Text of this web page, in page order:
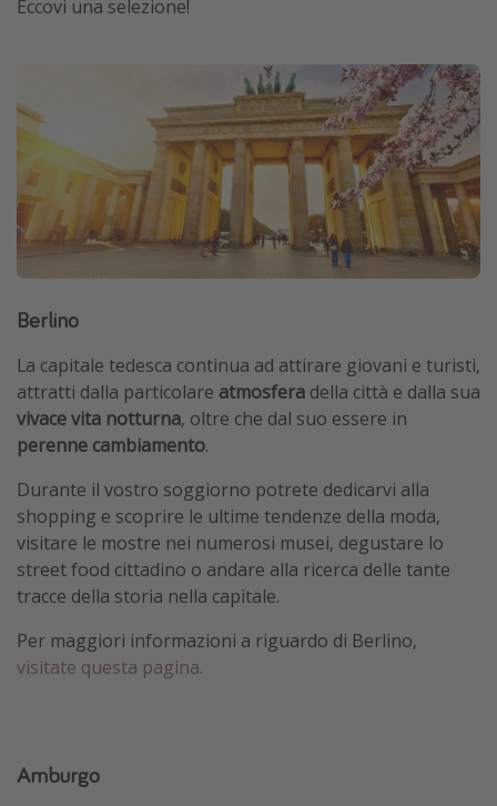
Eccovi una selezione!
Berlino
La capitale tedesca continua ad attirare giovani e turisti,
attratti dalla particolare atmosfera della città e dalla sua
vivace vita notturna, oltre che dal suo essere in
perenne cambiamento.
Durante il vostro soggiorno potrete dedicarvi alla
shopping e scoprire le ultime tendenze della moda,
visitare le mostre nei numerosi musei, degustare lo
street food cittadino o andare alla ricerca delle tante
tracce della storia nella capitale.
Per maggiori informazioni a riguardo di Berlino,
visitate questa pagina.
Amburgo